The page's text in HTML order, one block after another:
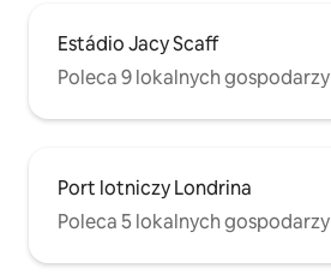
Estádio Jacy Scaff
Poleca 9 lokalnych gospodarzy
Port lotniczy Londrina
Poleca 5 lokalnych gospodarzy